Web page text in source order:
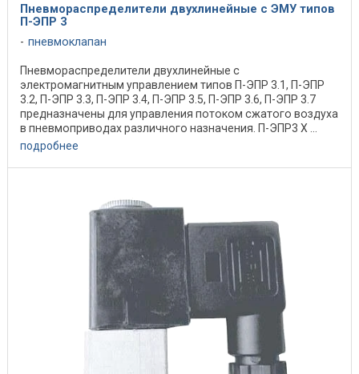
Пневмораспределители двухлинейные c ЭМУ типов
П-ЭПР 3
пневмоклапан
Пневмораспределители двухлинейные c
электромагнитным управлением типов П-ЭПР 3.1, П-ЭПР
3.2, П-ЭПР 3.3, П-ЭПР 3.4, П-ЭПР 3.5, П-ЭПР 3.6, П-ЭПР 3.7
предназначены для управления потоком сжатого воздуха
в пневмоприводах различного назначения. П-ЭПР3 X ...
подробнее